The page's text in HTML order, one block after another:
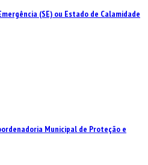
(SE) ou Estado de Calamidade
Municipal de Proteção e